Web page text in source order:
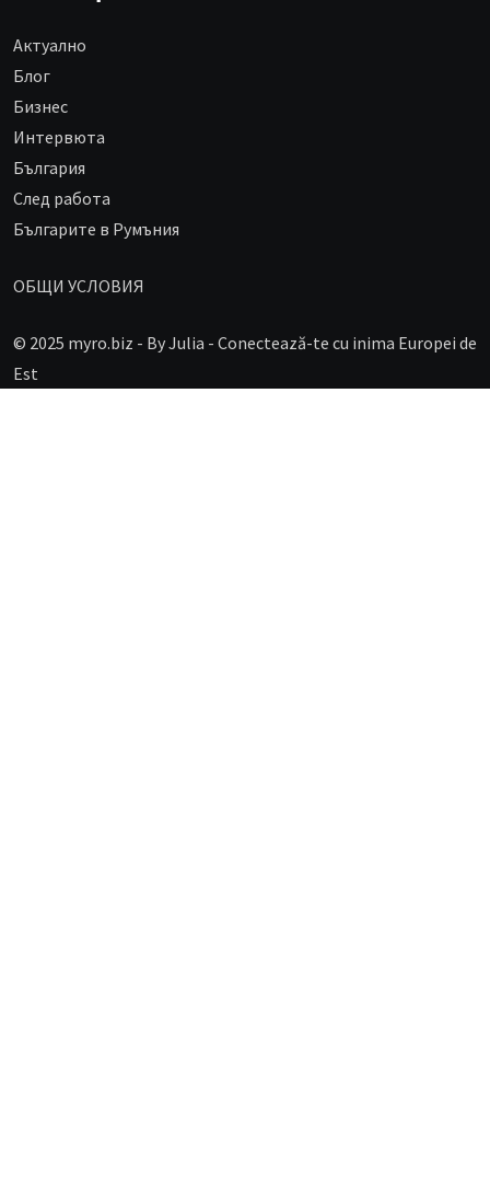
Aктуално
Блог
Бизнес
Интервюта
България
След работа
Българите в Румъния
ОБЩИ УСЛОВИЯ
© 2025 myro.biz - By Julia - Conectează-te cu inima Europei de
Est